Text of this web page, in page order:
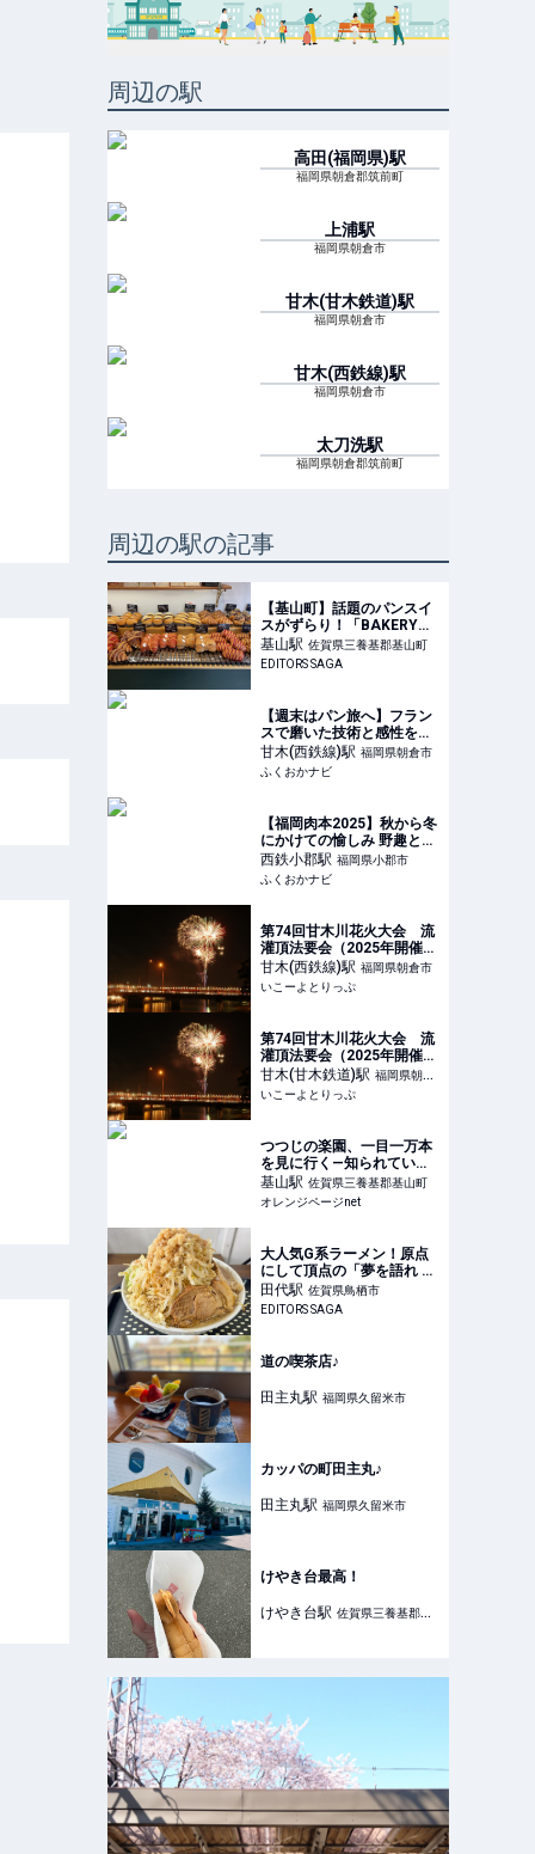
周辺の駅
高田(福岡県)駅
福岡県朝倉郡筑前町
上浦駅
福岡県朝倉市
甘木(甘木鉄道)駅
福岡県朝倉市
甘木(西鉄線)駅
福岡県朝倉市
太刀洗駅
福岡県朝倉郡筑前町
周辺の駅の記事
【基山町】話題のパンスイ
スがずらり！「BAKERY
K105」1周年でメニュー一
新｜EDITORS SAGA
基山駅 佐賀県三養基郡基山町
EDITORS SAGA
【週末はパン旅へ】フラン
スで磨いた技術と感性を生
かし パティシエとしてのパ
ンを追求「ORIGINE
MONTMARTRE」 | ふくお
甘木(西鉄線)駅 福岡県朝倉市
ふくおかナビ
【福岡肉本2025】秋から冬
にかけての愉しみ 野趣と滋
味溢れる天然鴨『さとう別
荘』｜小郡市 | ふくおかナ
西鉄小郡駅 福岡県小郡市
ふくおかナビ
第74回甘木川花火大会 流
灌頂法要会（2025年開催）
| 朝倉市「第74回甘木川花
火大会 流灌頂法要会」最
新情報＆見どころ | 福岡県
甘木(西鉄線)駅 福岡県朝倉市
いこーよとりっぷ
第74回甘木川花火大会 流
灌頂法要会（2025年開催）
| 朝倉市「第74回甘木川花
火大会 流灌頂法要会」最
新情報＆見どころ | 福岡県
甘木(甘木鉄道)駅 福岡県朝倉
市
いこーよとりっぷ
つつじの楽園、一目一万本
を見に行く—知られていな
い隠れスポット「大興善
寺」 | オレンジページnet
基山駅 佐賀県三養基郡基山町
オレンジページnet
大人気G系ラーメン！原点
にして頂点の「夢を語れ 鳥
栖総本店」｜EDITORS
SAGA
田代駅 佐賀県鳥栖市
EDITORS SAGA
道の喫茶店♪
田主丸駅 福岡県久留米市
カッパの町田主丸♪
田主丸駅 福岡県久留米市
けやき台最高！
けやき台駅 佐賀県三養基郡基